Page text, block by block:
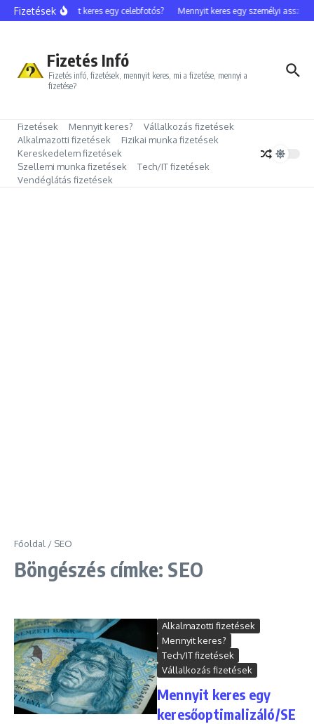
Ugrás a tartalomhoz
FizetésekMennyit keres egy celebfotós? Mennyit keres egy személyi
Fizetés Infó
Fizetés infó, fizetések, mennyit keres, mi a fizetése, mennyi a
fizetése?
Fizetések Mennyit keres?
Vállalkozás fizetések
Alkalmazotti fizetések
Fizikai munka fizetések
Kereskedelem fizetések
Szellemi munka fizetések
Tech/IT fizetések
Vendéglátás fizetések
Főoldal / SEO
Böngészés címke: SEO
Alkalmazotti fizetések
Mennyit keres?
Tech/IT fizetések
Vállalkozás fizetések
Mennyit keres egy
keresőoptimalizáló/SE